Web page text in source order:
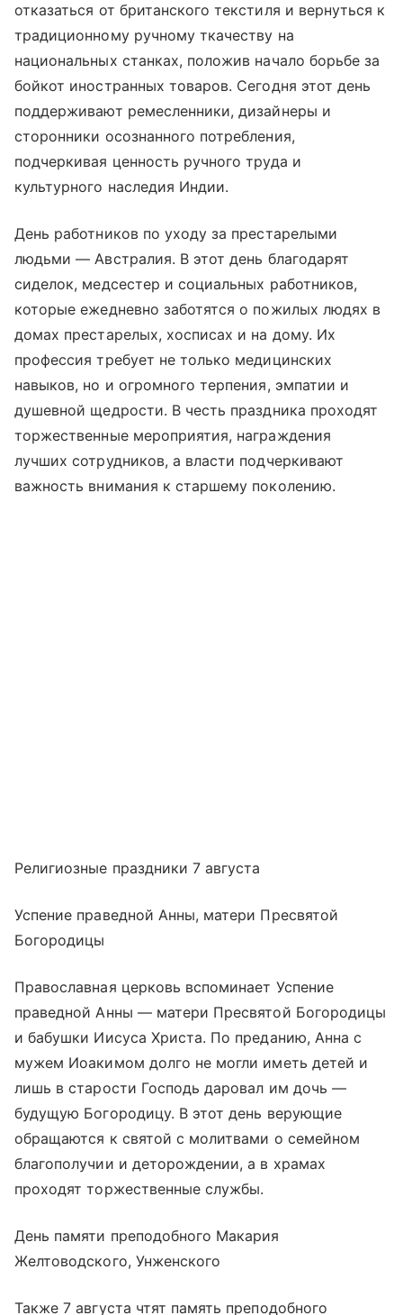
отказаться от британского текстиля и вернуться к
традиционному ручному ткачеству на
национальных станках, положив начало борьбе за
бойкот иностранных товаров. Сегодня этот день
поддерживают ремесленники, дизайнеры и
сторонники осознанного потребления,
подчеркивая ценность ручного труда и
культурного наследия Индии.
День работников по уходу за престарелыми
людьми — Австралия. В этот день благодарят
сиделок, медсестер и социальных работников,
которые ежедневно заботятся о пожилых людях в
домах престарелых, хосписах и на дому. Их
профессия требует не только медицинских
навыков, но и огромного терпения, эмпатии и
душевной щедрости. В честь праздника проходят
торжественные мероприятия, награждения
лучших сотрудников, а власти подчеркивают
важность внимания к старшему поколению.
Религиозные праздники 7 августа
Успение праведной Анны, матери Пресвятой
Богородицы
Православная церковь вспоминает Успение
праведной Анны — матери Пресвятой Богородицы
и бабушки Иисуса Христа. По преданию, Анна с
мужем Иоакимом долго не могли иметь детей и
лишь в старости Господь даровал им дочь —
будущую Богородицу. В этот день верующие
обращаются к святой с молитвами о семейном
благополучии и деторождении, а в храмах
проходят торжественные службы.
День памяти преподобного Макария
Желтоводского, Унженского
Также 7 августа чтят память преподобного